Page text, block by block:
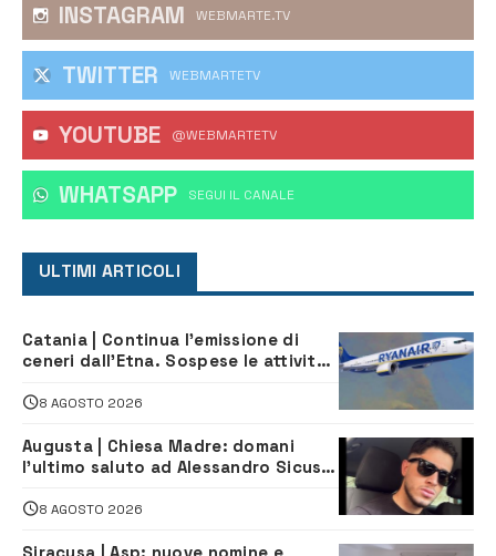
INSTAGRAM WEBMARTE.TV
TWITTER WEBMARTETV
YOUTUBE @WEBMARTETV
WHATSAPP ‎SEGUI IL CANALE
ULTIMI ARTICOLI
Catania | Continua l’emissione di
ceneri dall’Etna. Sospese le attività
8 AGOSTO 2026
Augusta | Chiesa Madre: domani
l’ultimo saluto ad Alessandro Sicuso,
8 AGOSTO 2026